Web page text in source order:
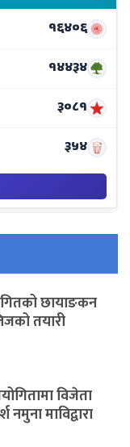
छायाङकन
तयारी
विजेता
नमुना माविद्वारा